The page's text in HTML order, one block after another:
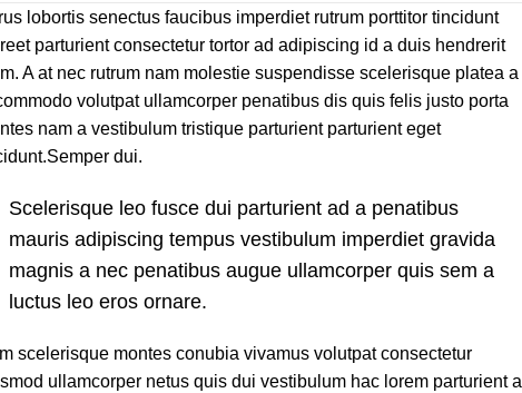
lobortis senectus faucibus imperdiet rutrum porttitor tincidunt
parturient consectetur tortor ad adipiscing id a duis hendrerit
A at nec rutrum nam molestie suspendisse scelerisque platea a
volutpat ullamcorper penatibus dis quis felis justo porta
nam a vestibulum tristique parturient parturient eget
dui.
Scelerisque leo fusce dui parturient ad a penatibus
mauris adipiscing tempus vestibulum imperdiet gravida
magnis a nec penatibus augue ullamcorper quis sem a
luctus leo eros ornare.
scelerisque montes conubia vivamus volutpat consectetur
ullamcorper netus quis dui vestibulum hac lorem parturient a